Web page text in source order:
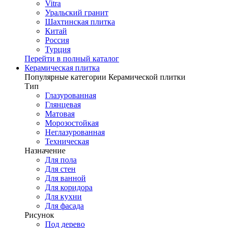
Vitra
Уральский гранит
Шахтинская плитка
Китай
Россия
Турция
Перейти в полный каталог
Керамическая плитка
Популярные категории Керамической плитки
Тип
Глазурованная
Глянцевая
Матовая
Морозостойкая
Неглазурованная
Техническая
Назначение
Для пола
Для стен
Для ванной
Для коридора
Для кухни
Для фасада
Рисунок
Под дерево